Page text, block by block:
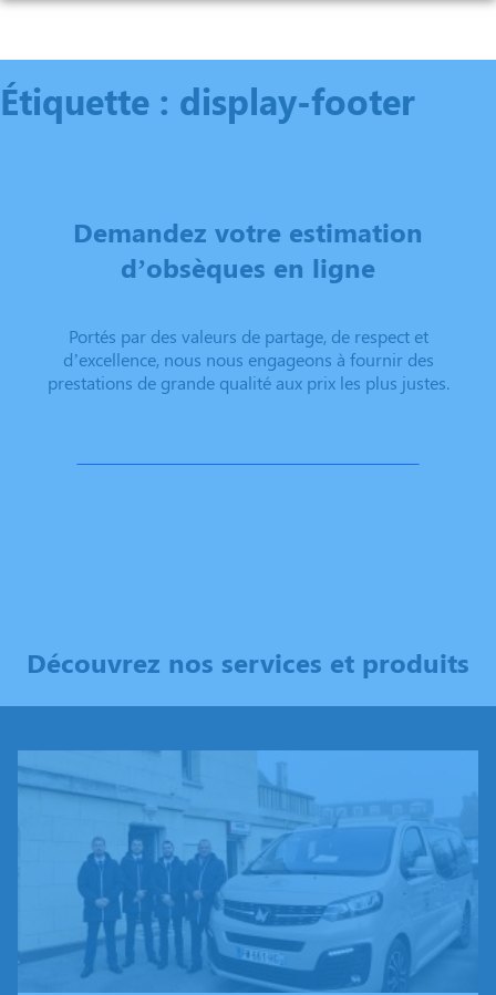
Aller
contenu
ORGANISER DES OBSÈQUES
SERVICES AUX FAMILLES
NOS AGENCES
FARGNIERS
CHOISIR MON MONUMENT
Étiquette : display-footer
Demandez votre estimation
d’obsèques en ligne
Portés par des valeurs de partage, de respect et
d’excellence, nous nous engageons à fournir des
prestations de grande qualité aux prix les plus justes.
Découvrez nos services et produits